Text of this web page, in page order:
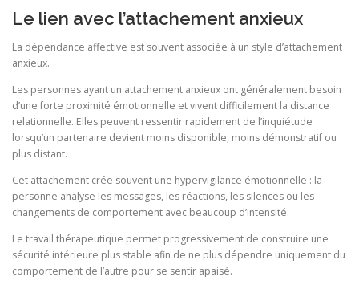
Le lien avec l’attachement anxieux
La dépendance affective est souvent associée à un style d’attachement
anxieux.
Les personnes ayant un attachement anxieux ont généralement besoin
d’une forte proximité émotionnelle et vivent difficilement la distance
relationnelle. Elles peuvent ressentir rapidement de l’inquiétude
lorsqu’un partenaire devient moins disponible, moins démonstratif ou
plus distant.
Cet attachement crée souvent une hypervigilance émotionnelle : la
personne analyse les messages, les réactions, les silences ou les
changements de comportement avec beaucoup d’intensité.
Le travail thérapeutique permet progressivement de construire une
sécurité intérieure plus stable afin de ne plus dépendre uniquement du
comportement de l’autre pour se sentir apaisé.